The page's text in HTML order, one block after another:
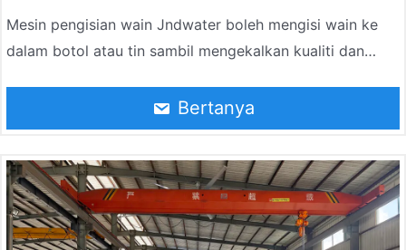
Mesin pengisian wain Jndwater boleh mengisi wain ke
dalam botol atau tin sambil mengekalkan kualiti dan
dalam industri wain untuk memastikan konsistensi,
kebersihan dan pematuhan piawaian industri.
Bertanya